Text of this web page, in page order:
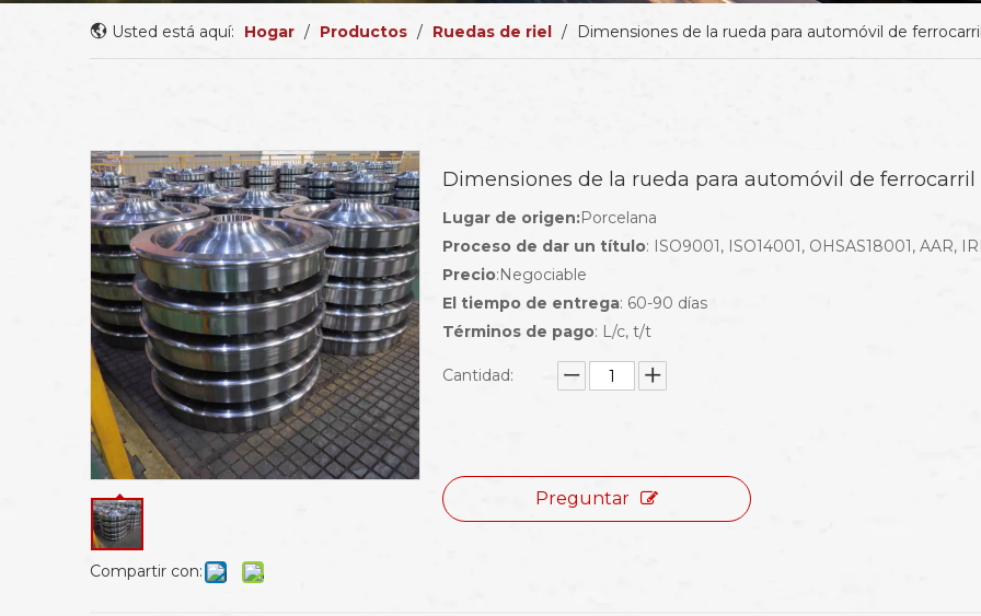
Usted está aquí: Hogar / Productos / Ruedas de riel / Dimensiones de la rueda para automóvil de
Compartir con:
Dimensiones de la rueda para automóvil de
Lugar de origen:Porcelana
Proceso de dar un título: ISO9001, ISO14001, OHSAS18001, AAR,
Precio:Negociable
El tiempo de entrega: 60-90 días
Términos de pago: L/c, t/t
Cantidad:
Preguntar